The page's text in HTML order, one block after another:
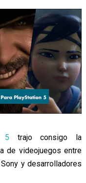
5 trajo consigo la
de videojuegos entre
y desarrolladores